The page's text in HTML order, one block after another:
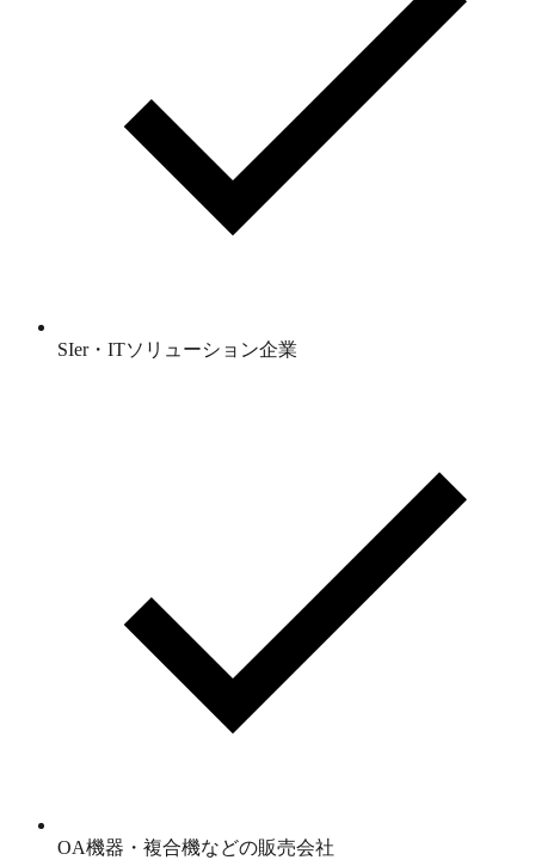
SIer・ITソリューション企業
OA機器・複合機などの販売会社